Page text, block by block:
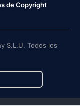
de Copyright
S.L.U. Todos los